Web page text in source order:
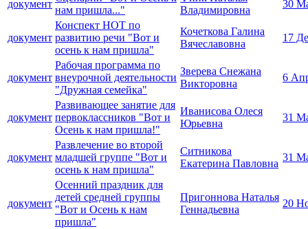
документ
нам пришла..."
Владимировна
30
документ
Конспект НОТ по
развитию речи "Вот и
осень к нам пришла"
Кочеткова Галина
Вячеславовна
17
документ
Рабочая программа по
внеурочной деятельности
"Дружная семейка"
Зверева Снежана
Викторовна
6
документ
Развивающее занятие для
первоклассников "Вот и
Осень к нам пришла!"
Иванисова Олеся
Юрьевна
31
документ
Развлечение во второй
младшей группе "Вот и
осень к нам пришла"
Ситникова
Екатерина Павловна
31
документ
Осенний праздник для
детей средней группы
"Вот и Осень к нам
пришла"
Пригоннова Наталья
Геннадьевна
20